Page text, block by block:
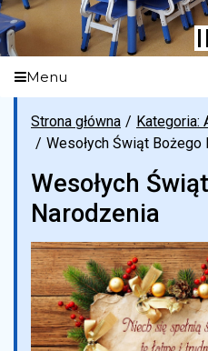
Menu
Strona główna
Kategoria:
Wesołych Świąt Bożego
Wesołych
Narodzenia